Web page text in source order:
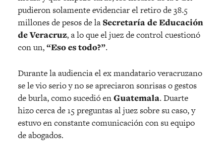
pudieron solamente evidenciar el retiro de 38.5
millones de pesos de la Secretaría de Educación
de Veracruz, a lo que el juez de control cuestionó
con un,“Eso es todo?”.
Durante la audiencia el ex mandatario veracruzano
se le vio serio y no se apreciaron sonrisas o gestos
de burla, como sucedió enGuatemala. Duarte
hizo cerca de 15 preguntas al juez sobre su caso, y
estuvo en constante comunicación con su equipo
de abogados.